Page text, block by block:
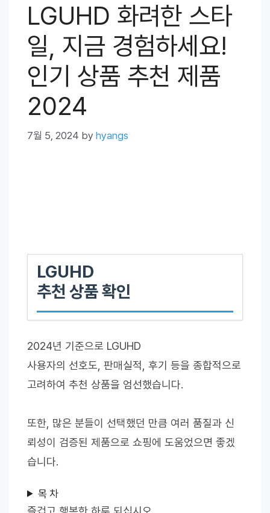
LGUHD 화려한 스타
일, 지금 경험하세요!
인기 상품 추천 제품
2024
7월 5, 2024 by hyangs
LGUHD
추천 상품 확인
2024년 기준으로 LGUHD
사용자의 선호도, 판매실적, 후기 등을 종합적으로
고려하여 추천 상품을 엄선했습니다.
또한, 많은 분들이 선택했던 만큼 여러 품질과 신
뢰성이 검증된 제품으로 쇼핑에 도움었으면 좋겠
습니다.
목 차